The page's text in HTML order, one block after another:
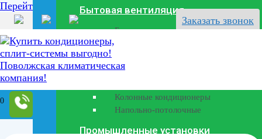
Перейти к содержанию
Заказать звонок
0
Бытовая вентиляция
Бризеры
Полупромышленные кондиционеры
Канальные кондиционеры
Колонные кондиционеры
Напольно-потолочные
Промышленные установки